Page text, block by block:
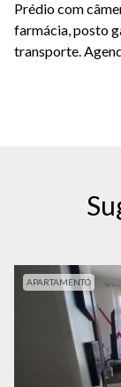
Prédio com
farmácia, posto
transporte.
APARTAMENTO